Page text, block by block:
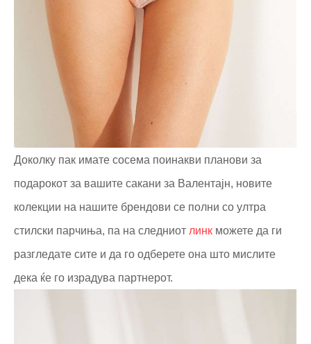
Доколку пак имате сосема поинакви планови за
подарокот за вашите сакани за Валентајн, новите
колекции на нашите брендови се полни со ултра
стилски парчиња, па на следниот линк можете да ги
разгледате сите и да го одберете она што мислите
дека ќе го израдува партнерот.